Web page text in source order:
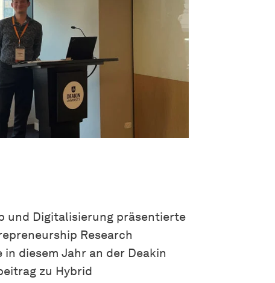
und Digitalisierung präsentierte
Research
in diesem Jahr an der Deakin
zu Hybrid